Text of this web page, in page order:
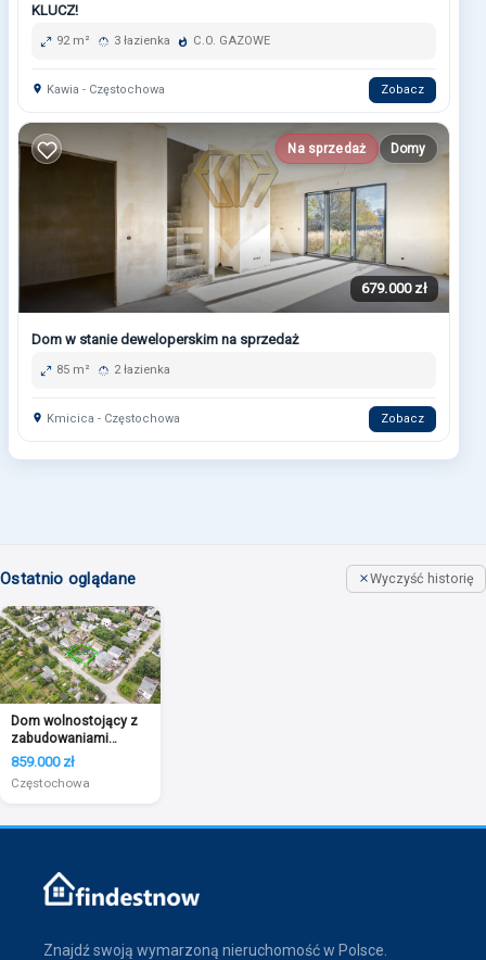
KLUCZ!
92 m² 3 łazienka C.O. GAZOWE
Kawia - Częstochowa Zobacz
Na sprzedaż Domy
679.000 zł
Dom w stanie deweloperskim na sprzedaż
85 m² 2 łazienka
Kmicica - Częstochowa Zobacz
Ostatnio oglądane Wyczyść historię
Dom wolnostojący z
zabudowaniami
gospodarczymi
859.000 zł
Częstochowa
Znajdź swoją wymarzoną nieruchomość w Polsce.